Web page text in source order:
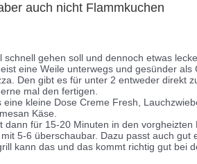
auch nicht Flammkuchen
schnell gehen soll und dennoch etwas
eine Weile unterwegs und gesünder
Den gibt es für unter 2 entweder
mal den fertigen.
eine kleine Dose Creme Fresh,
Käse.
dann für 15-20 Minuten in den
5-6 überschaubar. Dazu passt auch
kann das und das kommt richtig gut bei